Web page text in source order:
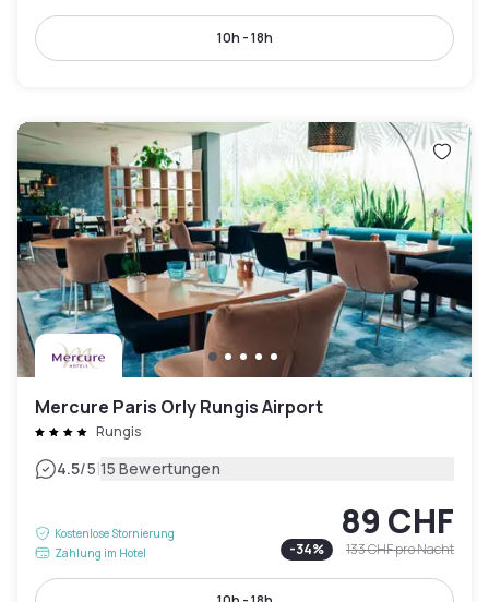
10h - 18h
Mercure Paris Orly Rungis Airport
Rungis
4.5/5|15 Bewertungen
Kostenlose Stornierung
Zahlung im Hotel
89 CHF
-34% 133 CHFpro Nacht